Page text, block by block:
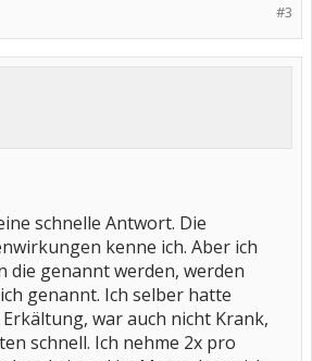
#3
schnelle Antwort. Die
kenne ich. Aber ich
die genannt werden, werden
genannt. Ich selber hatte
war auch nicht Krank,
schnell. Ich nehme 2x pro